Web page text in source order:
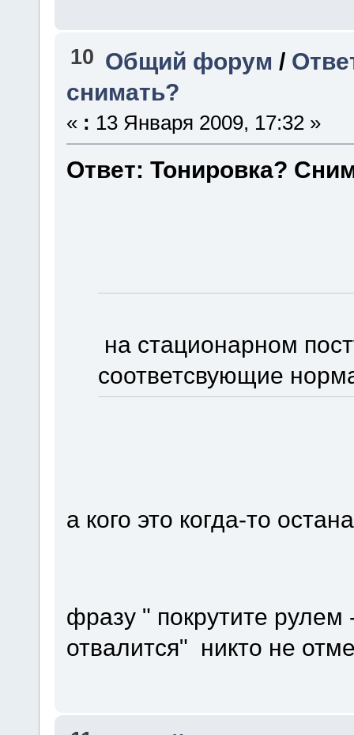
10 Общий форум /
снимать?
« : 13 Января 2009, 17:32 »
Ответ: Тонировка?
на стационарном
соответсвующие
а кого это когда-то
фразу " покрутите рулем
отвалится" никто не